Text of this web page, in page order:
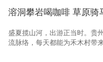
溶洞攀岩喝咖啡 草原骑
盛夏揽山河，出游正当时。贵
流脉络，每天都能为禾木村带